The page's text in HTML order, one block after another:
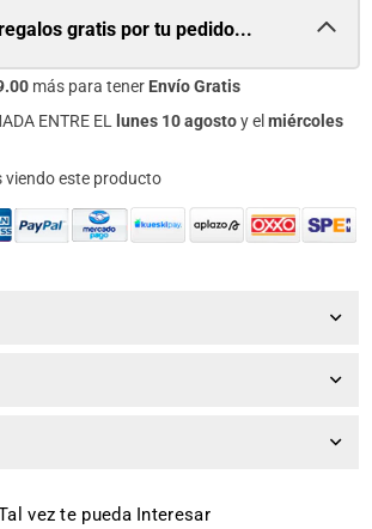
gratis por tu pedido...
más para tener Envío Gratis
ENTRE EL
lunes 10 agostoy el miércoles
viendo este producto
vez te pueda Interesar